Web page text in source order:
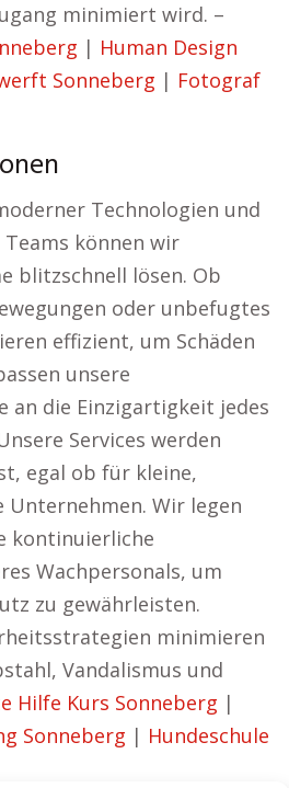
minimiert wird. –
| Human Design
Sonneberg | Fotograf
Technologien und
können wir
blitzschnell lösen. Ob
oder unbefugtes
effizient, um Schäden
unsere
an die Einzigartigkeit jedes
Services werden
egal ob für kleine,
Wir legen
kontinuierliche
Wachpersonals, um
zu gewährleisten.
minimieren
Vandalismus und
Hilfe Kurs Sonneberg |
Sonneberg | Hundeschule